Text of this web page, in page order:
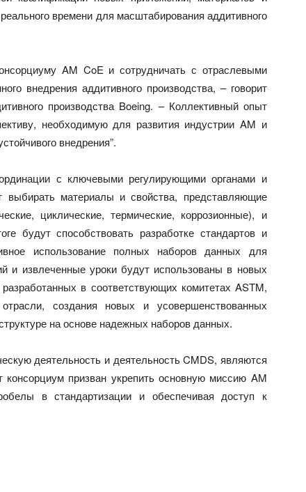
времени для масштабирования аддитивного
AM CoE и сотрудничать с отраслевыми
внедрения аддитивного производства, – говорит
производства Boeing. – Коллективный опыт
необходимую для развития индустрии AM и
внедрения”.
с ключевыми регулирующими органами и
выбирать материалы и свойства, представляющие
циклические, термические, коррозионные), и
будут способствовать разработке стандартов и
использование полных наборов данных для
и извлеченные уроки будут использованы в новых
в соответствующих комитетах ASTM,
создания новых и усовершенствованных
на основе надежных наборов данных.
деятельность и деятельность CMDS, являются
призван укрепить основную миссию AM
в стандартизации и обеспечивая доступ к